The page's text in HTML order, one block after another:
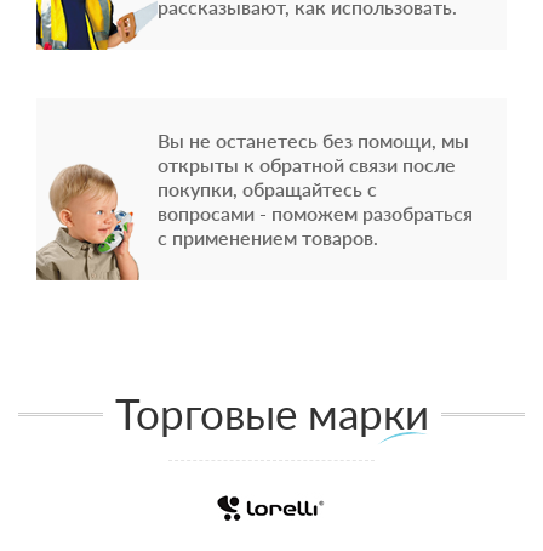
рассказывают, как использовать.
Вы не останетесь без помощи, мы
открыты к обратной связи после
покупки, обращайтесь с
вопросами - поможем разобраться
с применением товаров.
Торговые марки